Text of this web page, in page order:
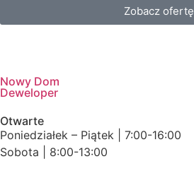
Zobacz ofertę
Nowy Dom
Deweloper
Otwarte
Poniedziałek – Piątek | 7:00-16:00
Sobota | 8:00-13:00